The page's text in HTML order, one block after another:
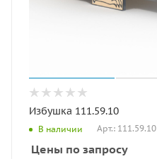
Избушка 111.59.10
В наличии Арт.: 111.59.10
Цены по запросу